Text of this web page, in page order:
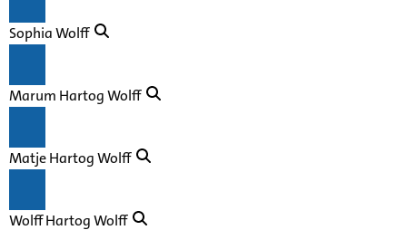
Sophia Wolff
Marum Hartog Wolff
Matje Hartog Wolff
Wolff Hartog Wolff